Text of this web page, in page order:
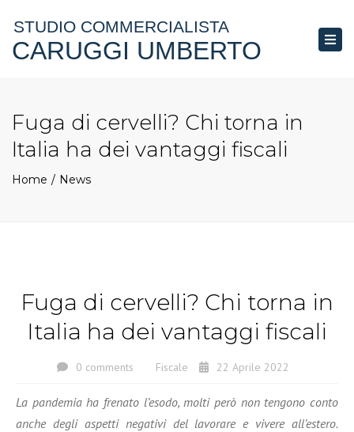
STUDIO COMMERCIALISTA
CARUGGI UMBERTO
Fuga di cervelli? Chi torna in
Italia ha dei vantaggi fiscali
Home News
Fuga di cervelli? Chi torna in
Italia ha dei vantaggi fiscali
0 comments Fiscale 22 Aprile 2022
La pandemia ha frenato l’esodo, molti però non tengono conto
anche degli aspetti negativi del lavorare e vivere all’estero.